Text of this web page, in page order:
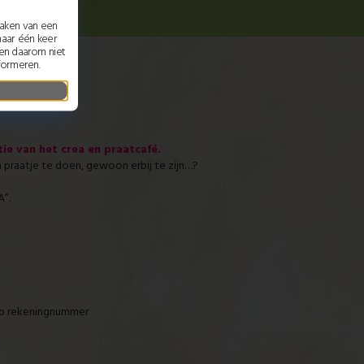
van het crea en praatcafé.
praatje te doen, gewoon erbij te zijn…?
rekeningnummer
van een
één keer
daarom niet